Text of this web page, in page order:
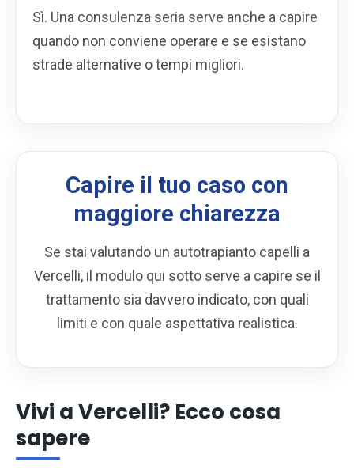
Sì. Una consulenza seria serve anche a capire
quando non conviene operare e se esistano
strade alternative o tempi migliori.
Capire il tuo caso con
maggiore chiarezza
Se stai valutando un autotrapianto capelli a
Vercelli, il modulo qui sotto serve a capire se il
trattamento sia davvero indicato, con quali
limiti e con quale aspettativa realistica.
Vivi a Vercelli? Ecco cosa
sapere